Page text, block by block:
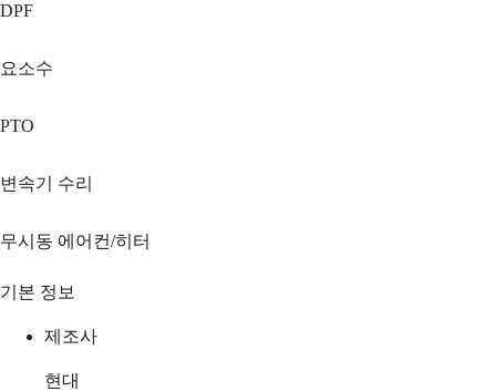
DPF
요소수
PTO
변속기 수리
무시동 에어컨/히터
기본 정보
제조사
현대